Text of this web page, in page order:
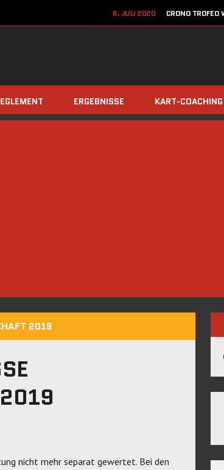
6. JULI 2020
CRONO
8. DEZEMBER 2019
TEAM
ERGEBNISSE KART-COACHING
2019
nicht mehr separat gewertet. Bei den